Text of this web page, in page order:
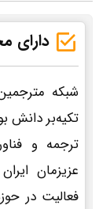
دارای
شبکه
تکیه‌بر دانش
ترجمه و
عزیزمان
فعالیت در